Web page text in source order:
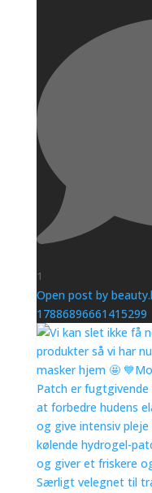
1
Open post by
17886896661415299